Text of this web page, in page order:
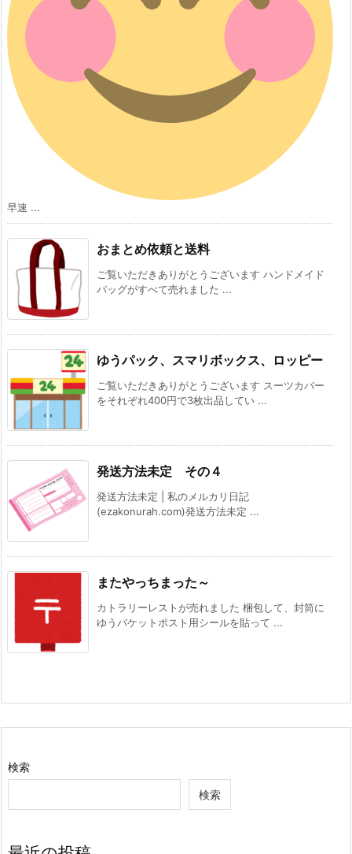
早速 ...
おまとめ依頼と送料
ご覧いただきありがとうございます ハンドメイド
バッグがすべて売れました ...
ゆうパック、スマリボックス、ロッピー
ご覧いただきありがとうございます スーツカバー
をそれぞれ400円で3枚出品してい ...
発送方法未定 その４
発送方法未定 | 私のメルカリ日記
(ezakonurah.com)発送方法未定 ...
またやっちまった～
カトラリーレストが売れました 梱包して、封筒に
ゆうパケットポスト用シールを貼って ...
検索
検索